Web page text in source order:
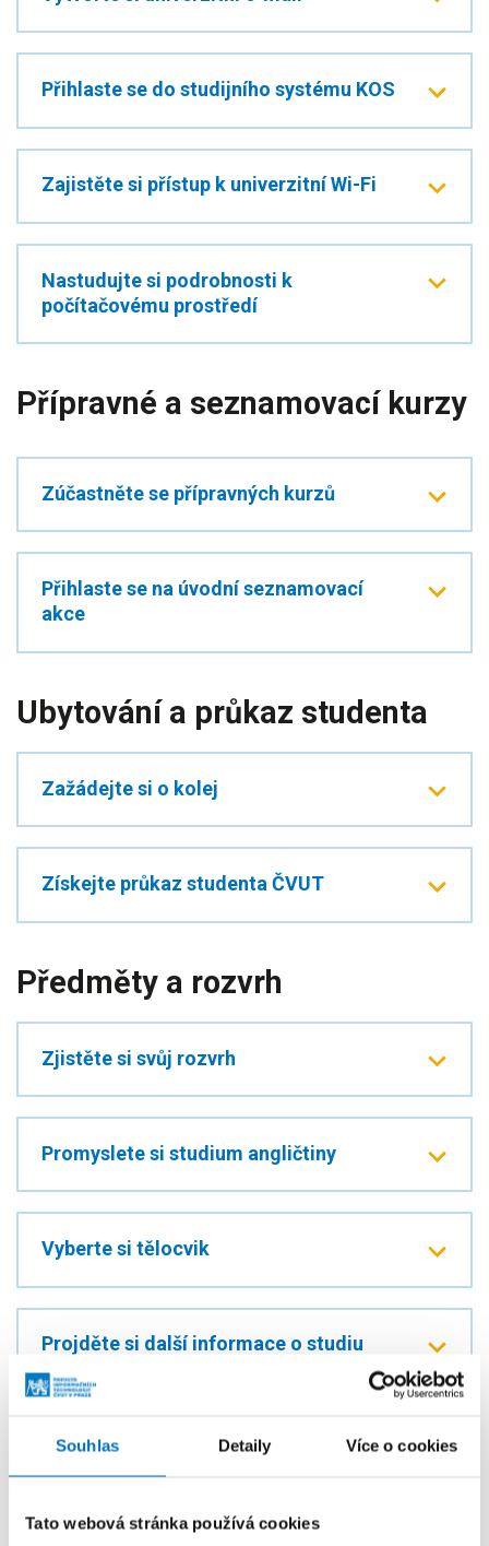
Souhlas Detaily Více o cookies
Tato webová stránka používá cookies
Přihlaste se do studijního systému KOS
Zajistěte si přístup k univerzitní Wi-Fi
Nastudujte si podrobnosti k
počítačovému prostředí
Přípravné a seznamovací kurzy
Zúčastněte se přípravných kurzů
Přihlaste se na úvodní seznamovací
akce
Ubytování a průkaz studenta
Zažádejte si o kolej
Získejte průkaz studenta ČVUT
Předměty a rozvrh
Zjistěte si svůj rozvrh
Promyslete si studium angličtiny
Vyberte si tělocvik
Projděte si další informace o studiu
Začátek akademického roku
Přijďte do školy!